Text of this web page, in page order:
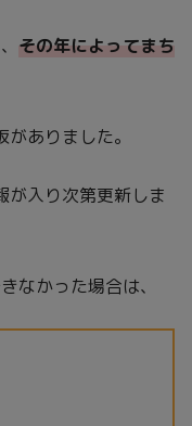
その年によってまち
がありました。
入り次第更新しま
なかった場合は、